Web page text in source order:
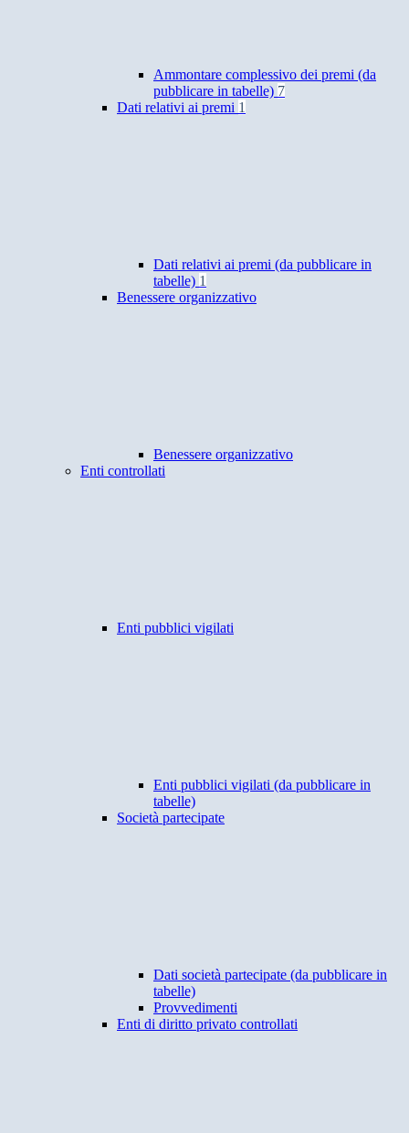
Ammontare complessivo dei premi (da
pubblicare in tabelle) 7
Dati relativi ai premi 1
Dati relativi ai premi (da pubblicare in
tabelle) 1
Benessere organizzativo
Benessere organizzativo
Enti controllati
Enti pubblici vigilati
Enti pubblici vigilati (da pubblicare in
tabelle)
Società partecipate
Dati società partecipate (da pubblicare in
tabelle)
Provvedimenti
Enti di diritto privato controllati